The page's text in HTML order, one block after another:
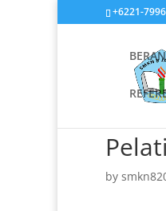
+6221-
by